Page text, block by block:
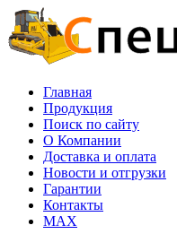
Перейти
к
основному
содержанию
Основная
навигация
Главная
Продукция
Поиск по сайту
O Компании
Доставка и оплата
Новости и отгрузки
Гарантии
Контакты
MAX